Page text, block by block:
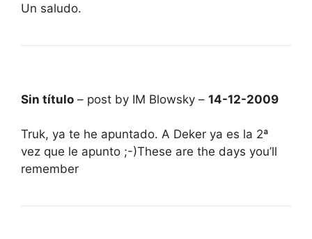
Un saludo.
Sin título – post by IM Blowsky – 14-12-2009
Truk, ya te he apuntado. A Deker ya es la 2ª
vez que le apunto ;-)These are the days you’ll
remember